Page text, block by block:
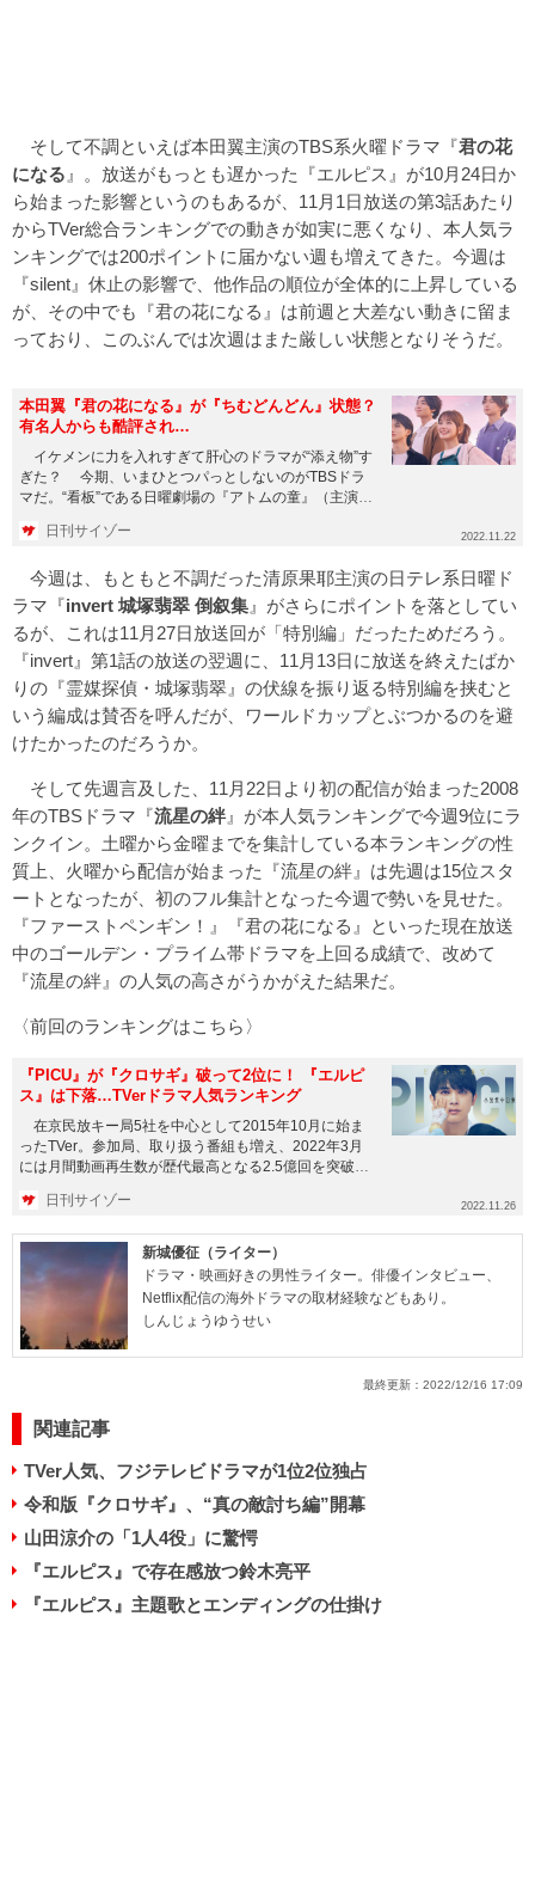
そして不調といえば本田翼主演のTBS系火曜ドラマ『君の花
になる 』。放送がもっとも遅かった『エルピス』が10月24日か
ら始まった影響というのもあるが、11月1日放送の第3話あたり
からTVer総合ランキングでの動きが如実に悪くなり、本人気ラ
ンキングでは200ポイントに届かない週も増えてきた。今週は
『silent』休止の影響で、他作品の順位が全体的に上昇している
が、その中でも『君の花になる』は前週と大差ない動きに留ま
っており、このぶんでは次週はまた厳しい状態となりそうだ。
本田翼『君の花になる』が『ちむどんどん』状態？
有名人からも酷評され…
イケメンに力を入れすぎて肝心のドラマが“添え物”す
ぎた？ 今期、いまひとつパっとしないのがTBSドラ
マだ。“看板”である日曜劇場の『アトムの童』（主演・
日刊サイゾー 2022.11.22
今週は、もともと不調だった清原果耶主演の日テレ系日曜ド
ラマ『invert 城塚翡翠 倒叙集 』がさらにポイントを落としてい
るが、これは11月27日放送回が「特別編」だったためだろう。
『invert』第1話の放送の翌週に、11月13日に放送を終えたばか
りの『霊媒探偵・城塚翡翠』の伏線を振り返る特別編を挟むと
いう編成は賛否を呼んだが、ワールドカップとぶつかるのを避
けたかったのだろうか。
そして先週言及した、11月22日より初の配信が始まった2008
年のTBSドラマ『流星の絆 』が本人気ランキングで今週9位にラ
ンクイン。土曜から金曜までを集計している本ランキングの性
質上、火曜から配信が始まった『流星の絆』は先週は15位スタ
ートとなったが、初のフル集計となった今週で勢いを見せた。
『ファーストペンギン！』『君の花になる』といった現在放送
中のゴールデン・プライム帯ドラマを上回る成績で、改めて
『流星の絆』の人気の高さがうかがえた結果だ。
〈前回のランキングはこちら〉
『PICU』が『クロサギ』破って2位に！ 『エルピ
ス』は下落…TVerドラマ人気ランキング
在京民放キー局5社を中心として2015年10月に始ま
ったTVer。参加局、取り扱う番組も増え、2022年3月
には月間動画再生数が歴代最高となる2.5億回を突破
日刊サイゾー 2022.11.26
新城優征（ライター）
ドラマ・映画好きの男性ライター。俳優インタビュー、
Netflix配信の海外ドラマの取材経験などもあり。
しんじょうゆうせい
最終更新： 2022/12/16 17:09
関連記事
TVer人気、フジテレビドラマが1位2位独占
令和版『クロサギ』、“真の敵討ち編”開幕
山田涼介の「1人4役」に驚愕
『エルピス』で存在感放つ鈴木亮平
『エルピス』主題歌とエンディングの仕掛け